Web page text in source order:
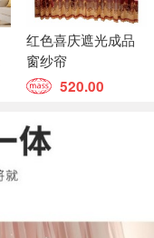
红色喜庆遮光成品
窗纱帘
520.00